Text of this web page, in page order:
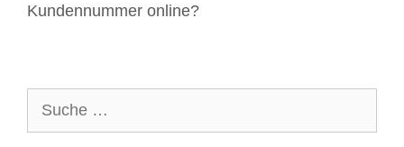
Kundennummer online?
nach: